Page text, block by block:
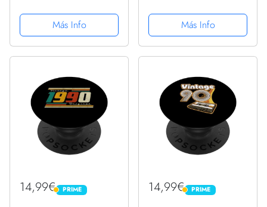
años PopSockets
PopGrip Intercambiable
Más Info
Teddy Bear PopSockets
PopGrip Intercambiable
Más Info
14,99€ PRIME
PRIME 14,99€ PRIME
PRIME